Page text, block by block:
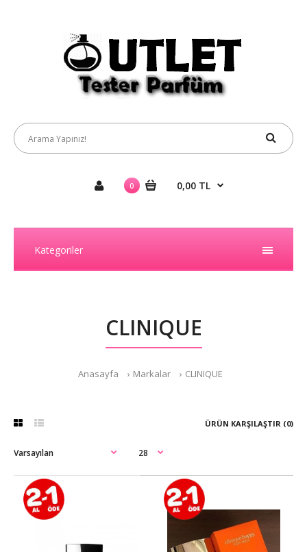
0 0,00 TL
Kategoriler
CLINIQUE
Anasayfa Markalar CLINIQUE
ÜRÜN KARŞILAŞTIR (0)